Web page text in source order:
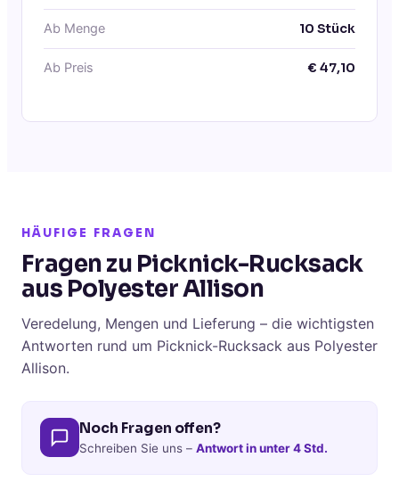
Ab Menge 10 Stück
Ab Preis € 47,10
HÄUFIGE FRAGEN
Fragen zu Picknick-Rucksack
aus Polyester Allison
Veredelung, Mengen und Lieferung – die wichtigsten
Antworten rund um Picknick-Rucksack aus Polyester
Allison.
Noch Fragen offen?
Schreiben Sie uns – Antwort in unter 4 Std.